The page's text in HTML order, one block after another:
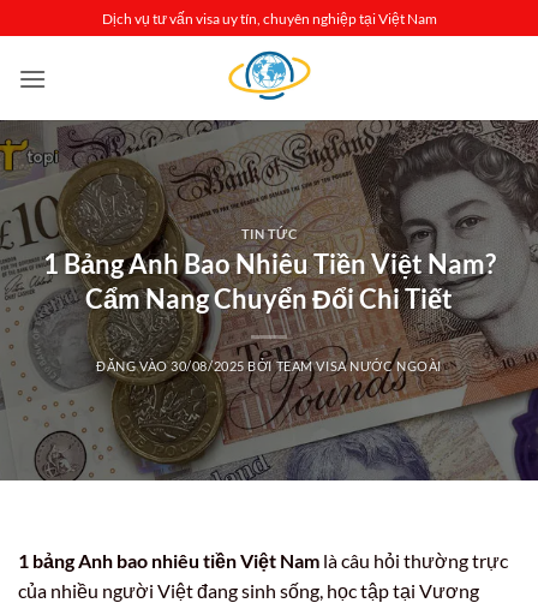
qua
nội
Dịch vụ tư vấn visa uy tín, chuyên nghiệp tại Việt Nam
TIN TỨC
1 Bảng Anh Bao Nhiêu Tiền Việt Nam?
Cẩm Nang Chuyển Đổi Chi Tiết
ĐĂNG VÀO30/08/2025 BỞITEAM VISA NƯỚC NGOÀI
1 bảng Anh bao nhiêu tiền Việt Nam là câu hỏi thường trực
của nhiều người Việt đang sinh sống, học tập tại Vương